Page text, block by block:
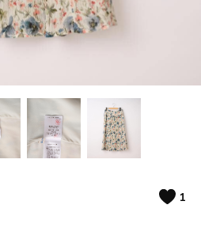
1